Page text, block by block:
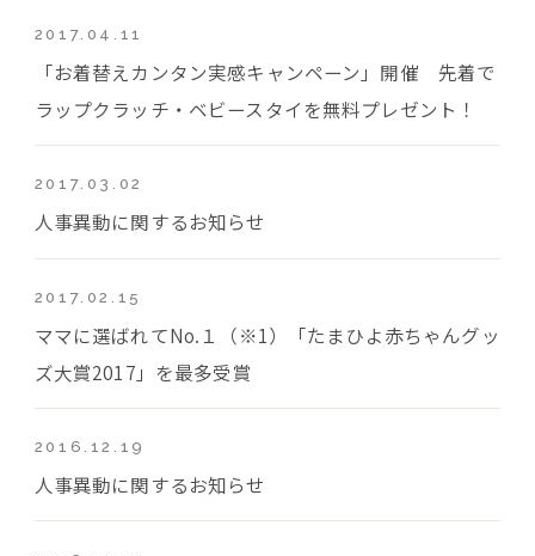
2017.04.11
「お着替えカンタン実感キャンペーン」開催 先着で
ラップクラッチ・ベビースタイを無料プレゼント！
2017.03.02
人事異動に関するお知らせ
2017.02.15
ママに選ばれてNo.１（※1）「たまひよ赤ちゃんグッ
ズ大賞2017」を最多受賞
2016.12.19
人事異動に関するお知らせ